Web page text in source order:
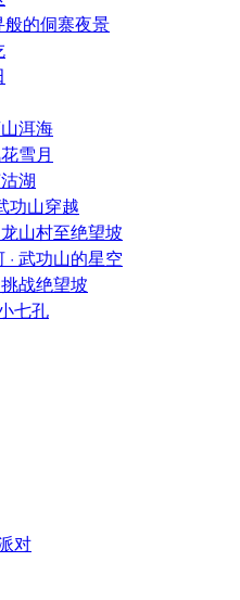
的侗寨夜景
洱海
雪月
湖
功山穿越
山村至绝望坡
· 武功山的星空
战绝望坡
七孔
对